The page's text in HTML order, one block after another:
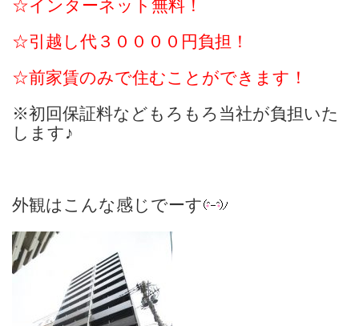
☆インターネット無料！
☆引越し代３００００円負担！
☆前家賃のみで住むことができます！
※初回保証料などもろもろ当社が負担いた
します♪
外観はこんな感じでーす